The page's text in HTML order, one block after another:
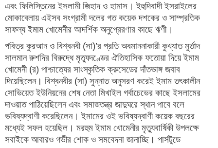
এবং ফিলিস্তিনের ইসলামী জিহাদ ও হামাস। ইহুদিবাদী ইসরাইলের
মোকাবেলায় এইসব সংগ্রামী দলের গত কয়েক দশকের ও সাম্প্রতিক
সাফল্য ইমাম খোমেনীর আদর্শিক অনুপ্রেরণার কাছে ঋণী।
পবিত্র কুরআন ও বিশ্বনবী (সা)’র প্রতি অবমাননাকারী কুখ্যাত মুর্তাদ
সালমান রুশদির বিরুদ্ধে মৃত্যুদণ্ডের ঐতিহাসিক ফতোয়া দিয়ে ইমাম
খোমেনী (র) পাশ্চাত্যের সাংস্কৃতিক ক্রুসেডের দাঁতভাঙ্গ জবাব
দিয়েছিলেন। বিশ্বনবীর (সা) সুন্নাত অনুসরণ করেই ইমাম তৎকালীন
সোভিয়েত ইউনিয়নের শেষ নেতা মিখাইল গর্বাচেভের কাছে ইসলামের
দাওয়াত পাঠিয়েছিলেন এবং সমাজতন্ত্র জাদুঘরে স্থান পাবে বলে
ভবিষ্যদ্বাণী করেছিলেন। ইমামের ওই ভবিষ্যদ্বাণী কয়েক বছরের
মধ্যেই সফল হয়েছিল। মরহুম ইমাম খোমেনীর মৃত্যুবার্ষিকী উপলক্ষে
সবাইকে আবারও গভীর শোক ও সমবেদনা জানাচ্ছি। পার্সটুডে